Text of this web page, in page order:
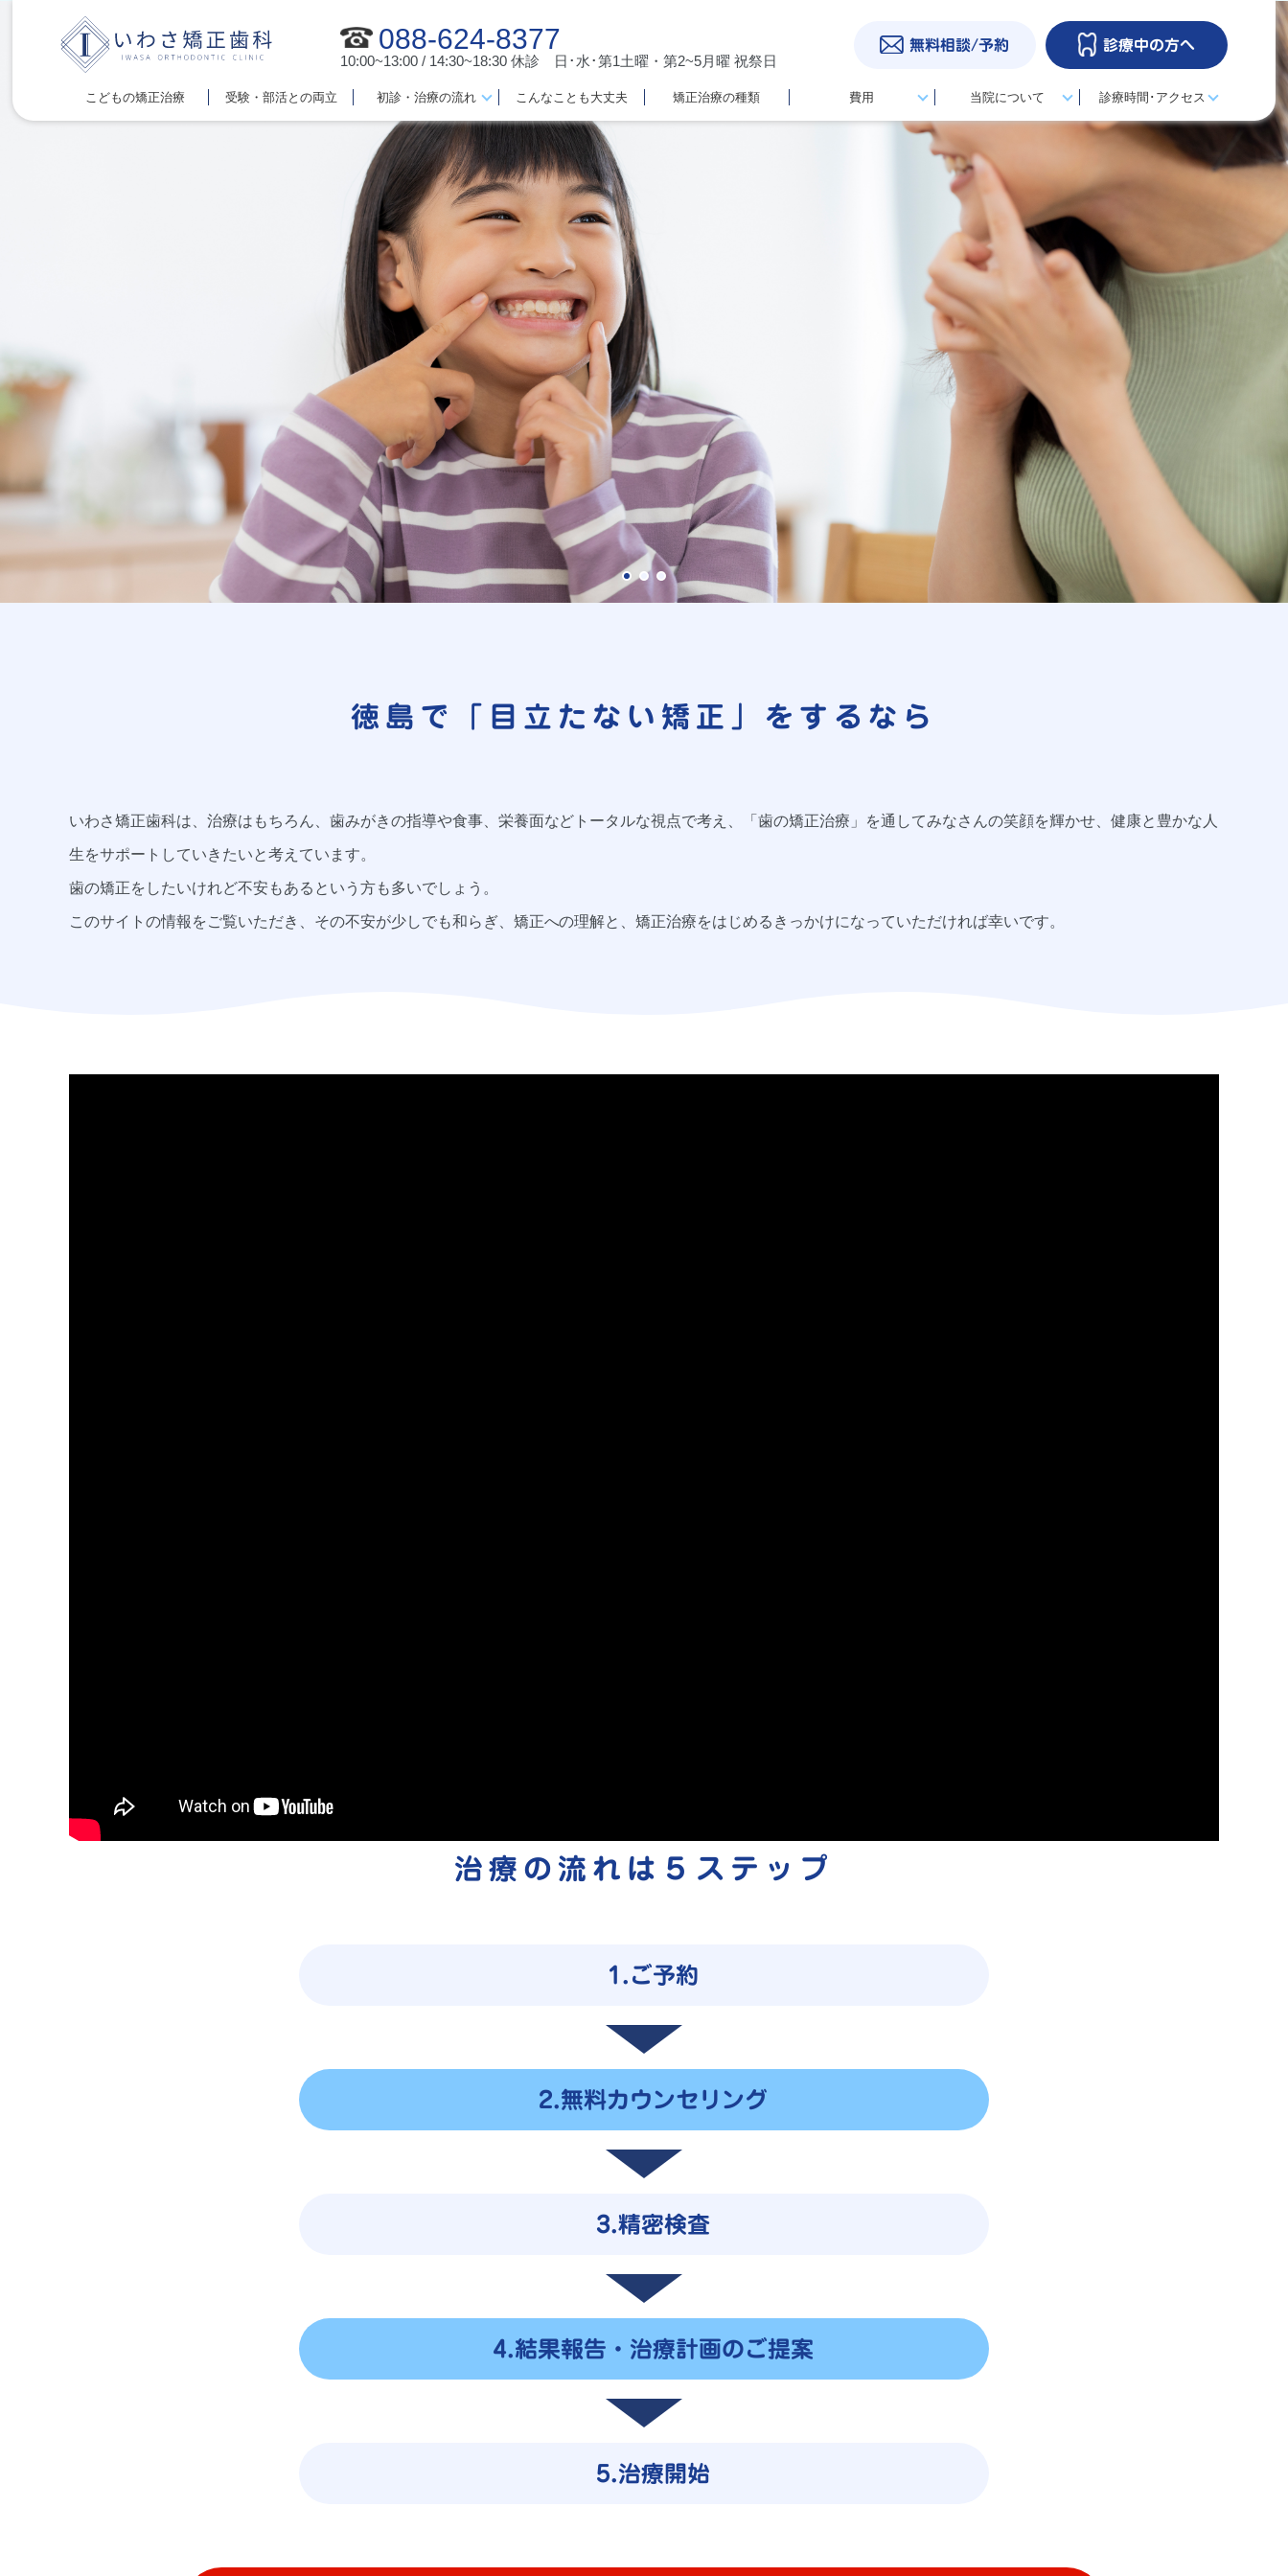
088-624-8377
10:00~13:00 / 14:30~18:30 休診 日･水･第1土曜・第2~5月曜 祝祭日
無料相談/予約 診療中の方へ
こどもの矯正治療 受験・部活との両立 初診・治療の流れ こんなことも大丈夫 矯正治療の種類 費用 当院について 診療時間･アクセス
徳島で 「目立たない矯正」 をするなら
いわさ矯正歯科は、治療はもちろん、歯みがきの指導や食事、栄養面などトータルな視点で考え、「歯の矯正治療」を通してみなさんの笑顔を輝かせ、健康と豊かな人
生をサポートしていきたいと考えています。
歯の矯正をしたいけれど不安もあるという方も多いでしょう。
このサイトの情報をご覧いただき、その不安が少しでも和らぎ、矯正への理解と、矯正治療をはじめるきっかけになっていただければ幸いです。
治療の流れは ５ ステップ
1.ご予約
2.無料カウンセリング
3.精密検査
4.結果報告・治療計画のご提案
5.治療開始